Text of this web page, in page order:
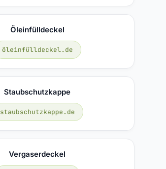
Öleinfülldeckel
öleinfülldeckel.de
Staubschutzkappe
staubschutzkappe.de
Vergaserdeckel